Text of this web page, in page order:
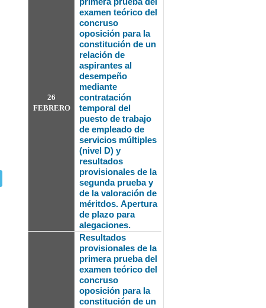
26
FEBRERO
examen teórico del
concruso
oposición para la
constitución de un
relación de
aspirantes al
desempeño
mediante
contratación
temporal del
puesto de trabajo
de empleado de
servicios múltiples
(nivel D) y
resultados
provisionales de la
segunda prueba y
de la valoración de
méritdos. Apertura
de plazo para
alegaciones.
Resultados
provisionales de la
primera prueba del
examen teórico del
concruso
oposición para la
constitución de un